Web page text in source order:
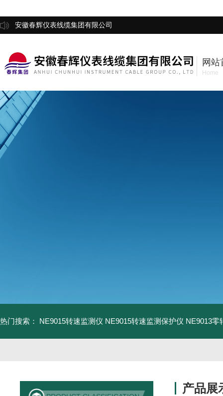
安徽春辉仪表线缆集团有限公司
网站
Home
热门搜索： NE9015转速监测仪 NE9015转速监测保护仪 NE9013零
产品展